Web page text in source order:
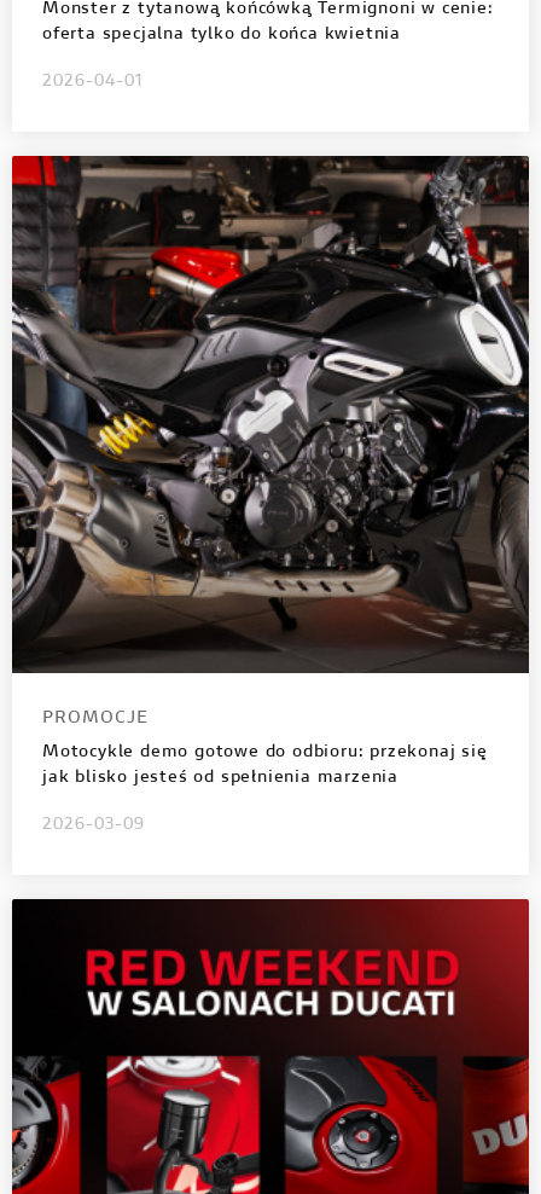
Monster z tytanową końcówką Termignoni w cenie:
oferta specjalna tylko do końca kwietnia
2026-04-01
PROMOCJE
Motocykle demo gotowe do odbioru: przekonaj się
jak blisko jesteś od spełnienia marzenia
2026-03-09